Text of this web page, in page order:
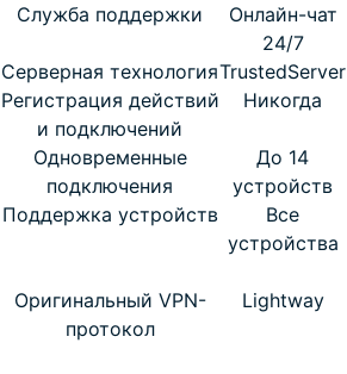
Служба поддержки
Онлайн-чат
24/7
Серверная технологияTrustedServer
Регистрация действий
и подключений
Никогда
Одновременные
подключения
До 14
устройств
Поддержка устройств
Все
устройства
Оригинальный VPN-
протокол
Lightway